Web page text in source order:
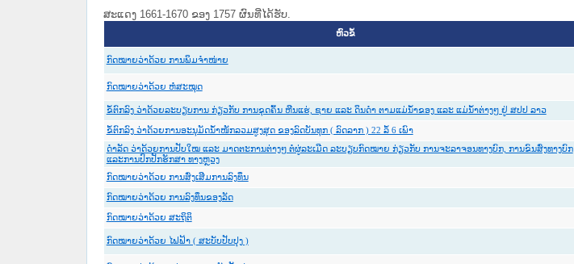
ສະແດງ 1661-1670 ຂອງ 1757 ຜົນທີ່ໄດ້ຮັບ.
ຫົວຂໍ້
ກົດໝາຍວ່າດ້ວຍ ການພິມຈຳໜ່າຍ
ກົດໝາຍວ່າດ້ວຍ ຫໍສະໝຸດ
ຂໍ້ຕົກລົງ ວ່າດ້ວຍລະບຽບການ ກ່ຽວກັບ ການຂຸດຄົ້ນ ຫີນແຮ່, ຊາຍ ແລະ ດິນດໍາ ຕາມແມ່ນໍ້າຂອງ ແລະ ແມ່ນໍ້າຕ່າງໆ ຢູ່ ສປປ ລາວ
ຂໍ້ຕົກລົງ ວ່າດ້ວຍການອະນຸມັດນ້ຳໜັກລວມສູງສຸດ ຂອງລົດບັນທຸກ ( ລົດລາກ ) 22 ລໍ້ 6 ເພົາ
ດຳລັດ ວ່າດ້ວຍການປັບໃໝ ແລະ ມາດຕະການຕ່າງໆ ຕໍ່ຜູ່ລະເມີດ ລະບຽບກົດໝາຍ ກ່ຽວກັບ ການຈະລາຈອນທາງບົກ, ການຂົນສົ່ງທາງບົກ
ແລະການປົກປັກຮັກສາ ທາງຫຼວງ
ກົດໝາຍວ່າດ້ວຍ ການສົ່ງເສີມການລົງທຶນ
ກົດໝາຍວ່າດ້ວຍ ການລົງທຶນຂອງລັດ
ກົດ​ໝາຍວ່າ​ດ້ວຍ ສະ​ຖິ​ຕິ
ກົດ​ໝາຍວ່າ​ດ້ວຍ​ ໄຟ​ຟ້າ ( ສະບັບປັບປຸງ )